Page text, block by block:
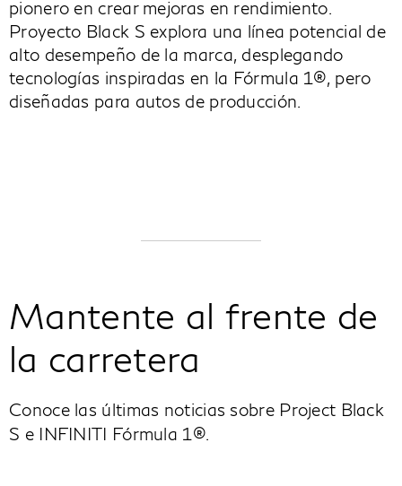
pionero en crear mejoras en rendimiento.
Proyecto Black S explora una línea potencial de
alto desempeño de la marca, desplegando
tecnologías inspiradas en la Fórmula 1®, pero
diseñadas para autos de producción.
Mantente al frente de
la carretera
Conoce las últimas noticias sobre Project Black
S e INFINITI Fórmula 1®.